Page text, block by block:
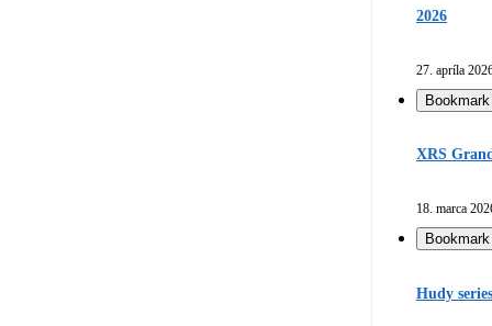
2026
27. apríla
Bookmark
XRS
18. marca
Bookmark
Hudy